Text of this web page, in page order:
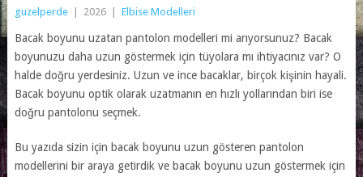
guzelperde 2026 Elbise Modelleri
Bacak boyunu uzatan pantolon modelleri mi arıyorsunuz? Bacak
boyunuzu daha uzun göstermek için tüyolara mı ihtiyacınız var? O
halde doğru yerdesiniz. Uzun ve ince bacaklar, birçok kişinin hayali.
Bacak boyunu optik olarak uzatmanın en hızlı yollarından biri ise
doğru pantolonu seçmek.
Bu yazıda sizin için bacak boyunu uzun gösteren pantolon
modellerini bir araya getirdik ve bacak boyunu uzun göstermek için